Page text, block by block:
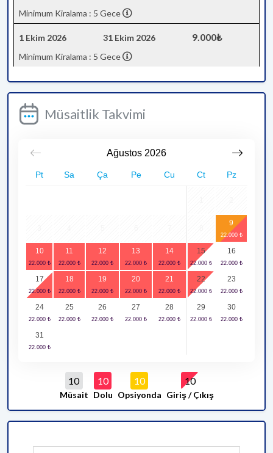
Minimum Kiralama : 5 Gece
1 Ekim 2026 31 Ekim 2026 9.000₺
Minimum Kiralama : 5 Gece
Müsaitlik Takvimi
Ağustos 2026
Pt Sa Ça Pe Cu Ct Pz
9
10 11 12 13 14 15 16
17 18 19 20 21 22 23
24 25 26 27 28 29 30
31
10
Müsait
10
Dolu
10
Opsiyonda
10
Giriş / Çıkış